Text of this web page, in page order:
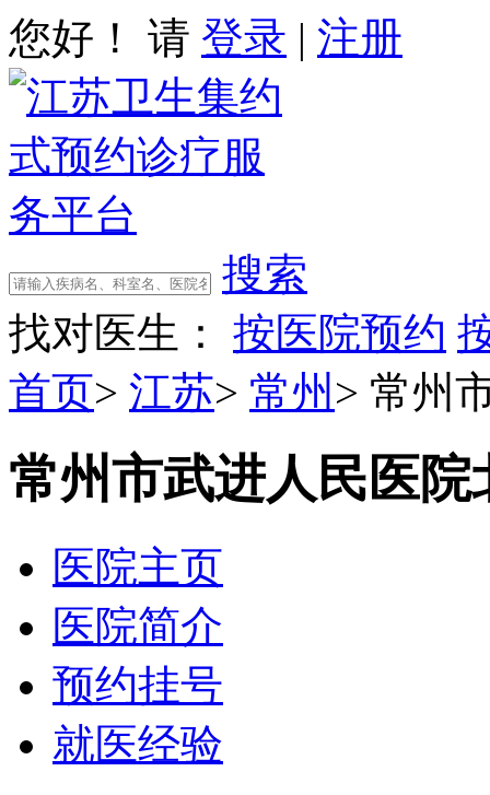
您好！ 请 登录 | 注册
搜索
找对医生：
按医院预约
首页> 江苏> 常州 > 常州
常州市武进人民医
医院主页
医院简介
预约挂号
就医经验